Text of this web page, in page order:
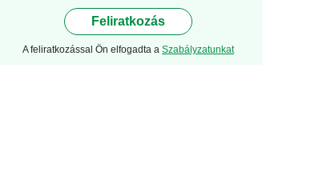
Feliratkozás
A feliratkozással Ön elfogadta a Szabályzatunkat